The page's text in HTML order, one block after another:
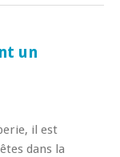
un
il est
dans la